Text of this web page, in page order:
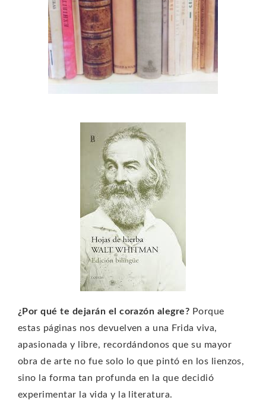
¿Por qué te dejarán el corazón alegre? Porque
estas páginas nos devuelven a una Frida viva,
apasionada y libre, recordándonos que su mayor
obra de arte no fue solo lo que pintó en los lienzos,
sino la forma tan profunda en la que decidió
experimentar la vida y la literatura.